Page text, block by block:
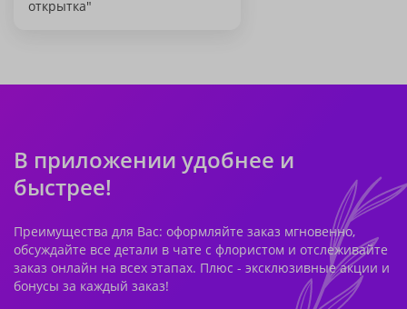
открытка"
В приложении удобнее и
быстрее!
Преимущества для Вас: оформляйте заказ мгновенно,
обсуждайте все детали в чате с флористом и отслеживайте
заказ онлайн на всех этапах. Плюс - эксклюзивные акции и
бонусы за каждый заказ!